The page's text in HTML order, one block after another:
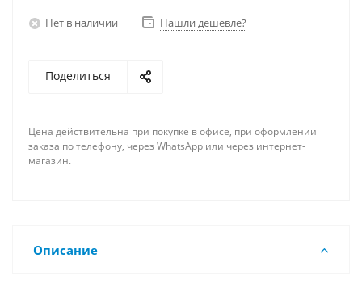
Нет в наличии Нашли дешевле?
Поделиться
Цена действительна при покупке в офисе, при оформлении
заказа по телефону, через WhatsApp или через интернет-
магазин.
Описание